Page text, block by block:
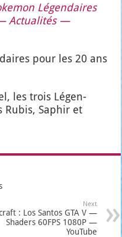
Légen­daires
Actua­li­tés —
pour les 20 ans
les trois Légen­
Rubis, Saphir et
Next
: Los Santos GTA V —
Shaders 60FPS 1080P —
YouTube